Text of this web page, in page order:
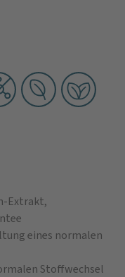
Extrakt,
eines normalen
Stoffwechsel